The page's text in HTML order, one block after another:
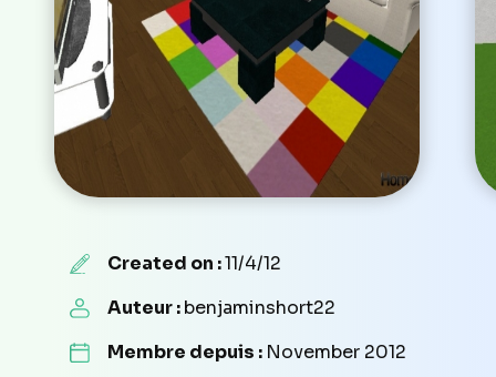
Created on :11/4/12
Auteur :benjaminshort22
Membre depuis : November 2012